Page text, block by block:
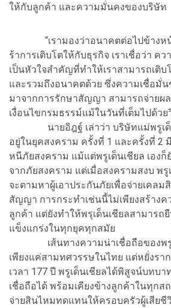
ให้กับลูกค้า และความมั่นคงของบริษัท
“เรามองว่าอนาคตต่อไปข้างหน้า
ร้าการเติบโตให้กับธุรกิจ เราเชื่อว่า ค
เป็นหัวใจสำคัญที่ทำให้เราสามารถเติ
และรวมถึงอนาคตด้วย ซึ่งความเชื่อมั่
มาจากการรักษาสัญญา สามารถจ่ายผ
เงื่อนไขกรมธรรม์แม้ในวันที่เต็มไปด้วย
นายอิฎฐ์ เล่าว่า บริษัทแม่พรูเด็น
อยู่ในยุคสงคราม ครั้งที่ 1 และครั้งที่ 2
หนีภัยสงคราม แม้แต่พรูเด็นเชียล เองก็
จากภัยสงคราม แต่เมื่อสงครามสงบ พรู
จะตามหาผู้เอาประกันภัยเพื่อจ่ายเคลม
สัญญา การกระทำเช่นนี้ไม่เพียงสร้างค
ลูกค้า แต่ยังทำให้พรุเด็นเชียลสามารถ
แข็งแกร่งในทุกยุคทุกสมัย
เส้นทางความน่าเชื่อถือของพรูเ
เพียงแค่สามทศวรรษในไทย แต่หยั่งรา
เวลา 177 ปี พรูเด็นเชียลได้พิสูจน์บทบ
เชื่อถือได้ พร้อมเคียงข้างลูกค้าในทุกส
จ่ายสินไหมทดแทนให้ครอบครัวผู้เสียชี